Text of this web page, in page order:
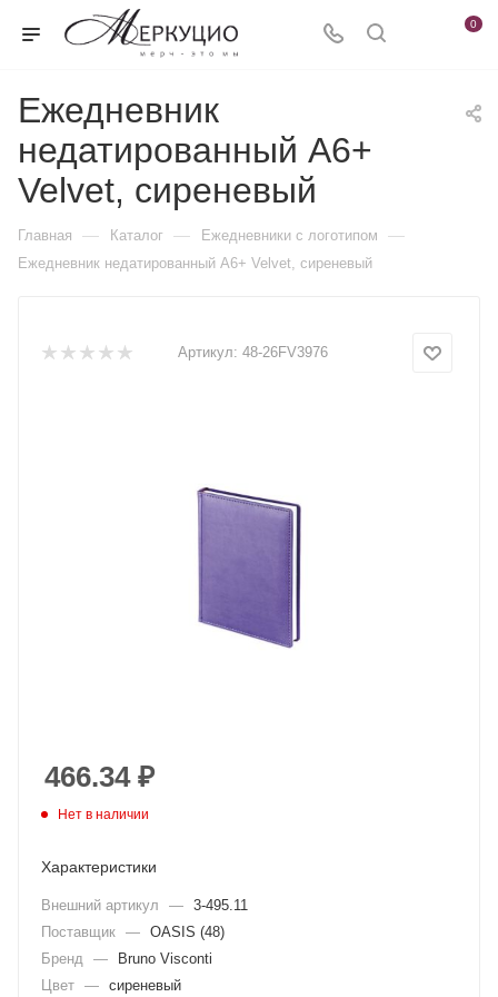
0
Ежедневник
недатированный А6+
Velvet, сиреневый
Главная — Каталог — Ежедневники c логотипом —
Ежедневник недатированный А6+ Velvet, сиреневый
Артикул: 48-26FV3976
466.34₽
Нет в наличии
Характеристики
Внешний артикул — 3-495.11
Поставщик — OASIS (48)
Бренд
—
Bruno Visconti
Цвет — сиреневый